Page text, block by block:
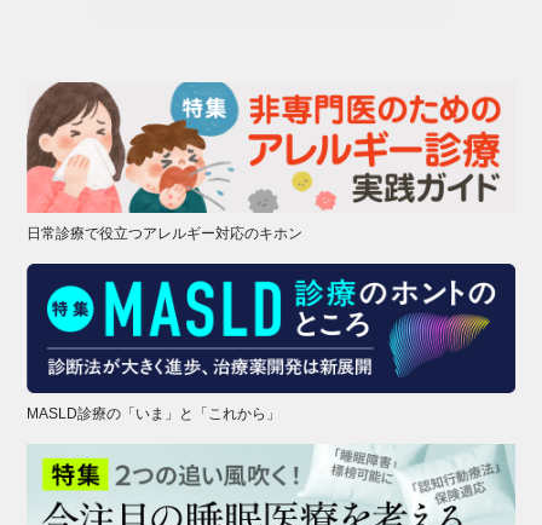
日常診療で役立つアレルギー対応のキホン
MASLD診療の「いま」と「これから」